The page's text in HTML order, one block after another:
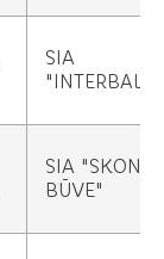
SIA
SIA "SKONTO
BŪVE"